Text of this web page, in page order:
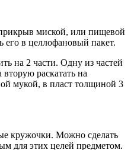
миской, или пищевой
в целлофановый пакет.
на 2 части. Одну из частей
раскатать на
мукой, в пласт толщиной 3
кружочки. Можно сделать
для этих целей предметом.